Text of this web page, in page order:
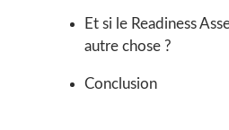
Et si le Readiness
autre chose ?
Conclusion